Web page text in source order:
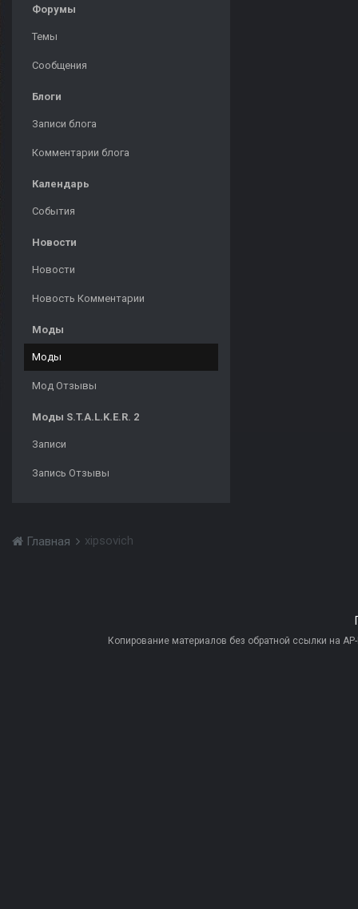
Форумы
Темы
Сообщения
Блоги
Записи блога
Комментарии блога
Календарь
События
Новости
Новости
Новость Комментарии
Моды
Моды
Мод Отзывы
Моды S.T.A.L.K.E.R. 2
Записи
Запись Отзывы
Главная xipsovich
Копирование материалов без обратной ссылки на